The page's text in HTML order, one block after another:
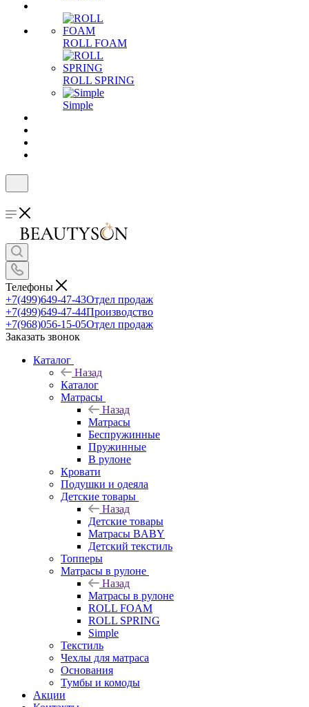
ROLL FOAM
ROLL SPRING
Simple
Телефоны
+7(499)649-47-43Отдел продаж
+7(499)649-47-44Производство
+7(968)056-15-05Отдел продаж
Заказать звонок
Каталог
Назад
Каталог
Матрасы
Назад
Матрасы
Беспружинные
Пружинные
В рулоне
Кровати
Подушки и одеяла
Детские товары
Назад
Детские товары
Матрасы BABY
Детский текстиль
Топперы
Матрасы в рулоне
Назад
Матрасы в рулоне
ROLL FOAM
ROLL SPRING
Simple
Текстиль
Чехлы для матраса
Основания
Тумбы и комоды
Акции